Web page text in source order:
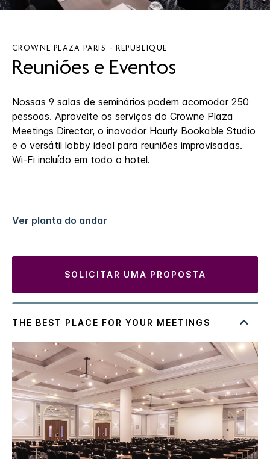
CROWNE PLAZA PARIS - REPUBLIQUE
Reuniões e Eventos
Nossas 9 salas de seminários podem acomodar 250
pessoas. Aproveite os serviços do Crowne Plaza
Meetings Director, o inovador Hourly Bookable Studio
e o versátil lobby ideal para reuniões improvisadas.
Wi-Fi incluído em todo o hotel.
Ver planta do andar
SOLICITAR UMA PROPOSTA